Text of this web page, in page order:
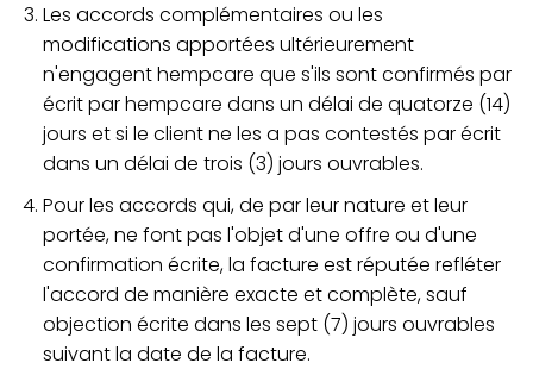
Les accords complémentaires ou les
modifications apportées ultérieurement
n'engagent hempcare que s'ils sont confirmés par
écrit par hempcare dans un délai de quatorze (14)
jours et si le client ne les a pas contestés par écrit
dans un délai de trois (3) jours ouvrables.
Pour les accords qui, de par leur nature et leur
portée, ne font pas l'objet d'une offre ou d'une
confirmation écrite, la facture est réputée refléter
l'accord de manière exacte et complète, sauf
objection écrite dans les sept (7) jours ouvrables
suivant la date de la facture.